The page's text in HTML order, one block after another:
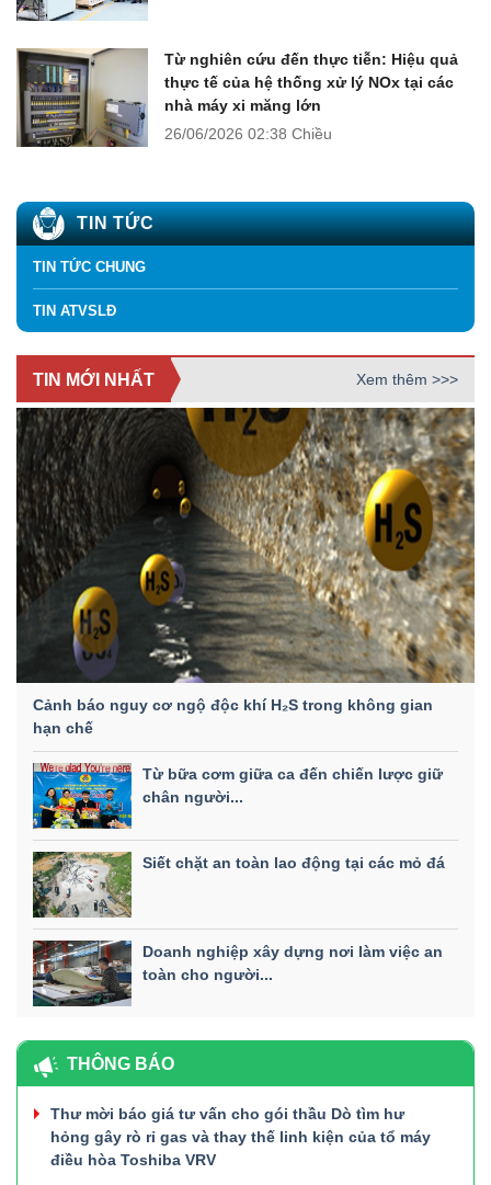
Từ nghiên cứu đến thực tiễn: Hiệu quả
thực tế của hệ thống xử lý NOx tại các
nhà máy xi măng lớn
26/06/2026 02:38 Chiều
TIN TỨC
TIN TỨC CHUNG
TIN ATVSLĐ
TIN MỚI NHẤT Xem thêm >>>
Cảnh báo nguy cơ ngộ độc khí H₂S trong không gian
hạn chế
Từ bữa cơm giữa ca đến chiến lược giữ
chân người...
Siết chặt an toàn lao động tại các mỏ đá
Doanh nghiệp xây dựng nơi làm việc an
toàn cho người...
THÔNG BÁO
Thư mời báo giá tư vấn cho gói thầu Dò tìm hư
hỏng gây rò rỉ gas và thay thế linh kiện của tổ máy
điều hòa Toshiba VRV